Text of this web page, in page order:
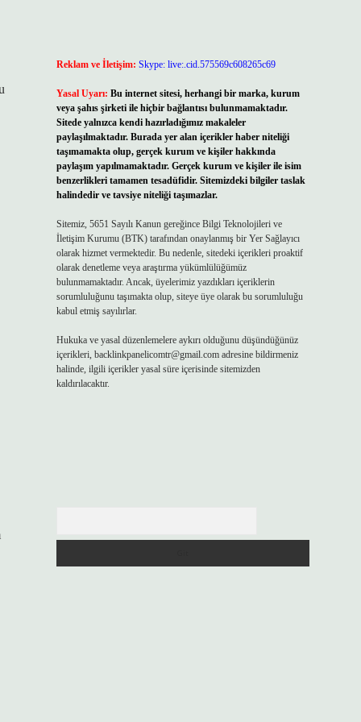
Reklam ve İletişim: Skype: live:.cid.575569c608265c69
Yasal Uyarı: Bu internet sitesi, herhangi bir marka, kurum
veya şahıs şirketi ile hiçbir bağlantısı bulunmamaktadır.
Sitede yalnızca kendi hazırladığımız makaleler
paylaşılmaktadır. Burada yer alan içerikler haber niteliği
taşımamakta olup, gerçek kurum ve kişiler hakkında
paylaşım yapılmamaktadır. Gerçek kurum ve kişiler ile isim
benzerlikleri tamamen tesadüfidir. Sitemizdeki bilgiler taslak
halindedir ve tavsiye niteliği taşımazlar.
Sitemiz, 5651 Sayılı Kanun gereğince Bilgi Teknolojileri ve
İletişim Kurumu (BTK) tarafından onaylanmış bir Yer Sağlayıcı
olarak hizmet vermektedir. Bu nedenle, sitedeki içerikleri proaktif
olarak denetleme veya araştırma yükümlülüğümüz
bulunmamaktadır. Ancak, üyelerimiz yazdıkları içeriklerin
sorumluluğunu taşımakta olup, siteye üye olarak bu sorumluluğu
kabul etmiş sayılırlar.
Hukuka ve yasal düzenlemelere aykırı olduğunu düşündüğünüz
içerikleri, backlinkpanelicomtr@gmail.comadresine bildirmeniz
halinde, ilgili içerikler yasal süre içerisinde sitemizden
kaldırılacaktır.